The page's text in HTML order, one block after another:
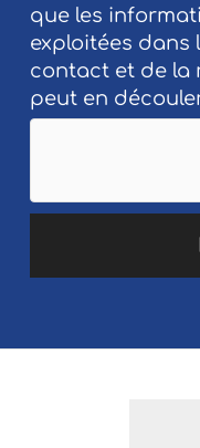
que les
exploitées dans
contact et de la
peut en